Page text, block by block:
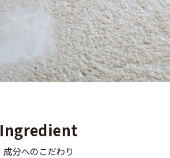
Ingredient
成分へのこだわり